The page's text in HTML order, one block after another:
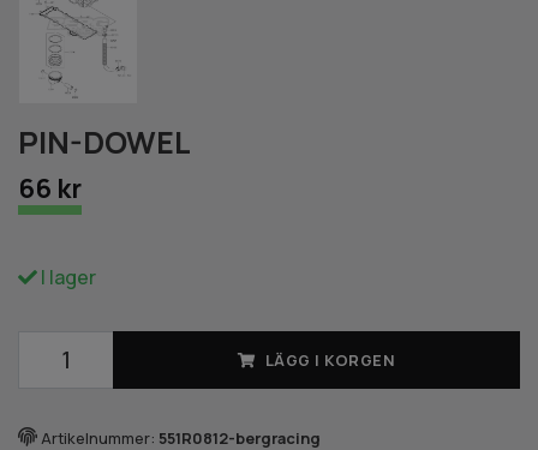
PIN-DOWEL
66 kr
I lager
LÄGG I KORGEN
Artikelnummer: 551R0812-bergracing